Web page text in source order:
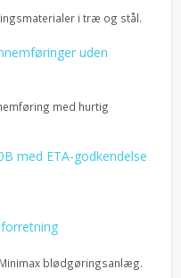
i træ og stål.
uden
med hurtig
med ETA-godkendelse
forretning
blødgøringsanlæg.